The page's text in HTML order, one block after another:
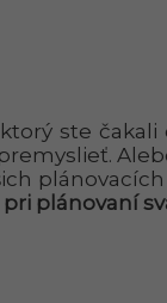
ste čakali
plánovaní